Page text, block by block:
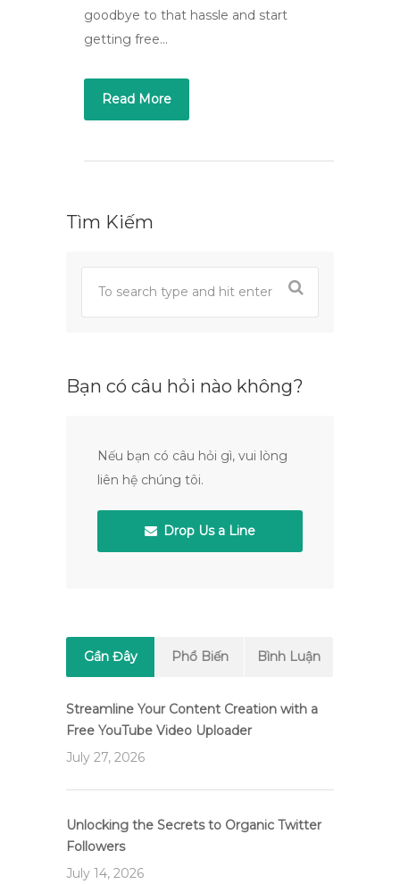
goodbye to that hassle and start
getting free…
Read More
Tìm Kiếm
Bạn có câu hỏi nào không?
Nếu bạn có câu hỏi gì, vui lòng
liên hệ chúng tôi.
Drop Us a Line
Gần Đây Phổ Biến Bình Luận
Streamline Your Content Creation with a
Free YouTube Video Uploader
July 27, 2026
Unlocking the Secrets to Organic Twitter
Followers
July 14, 2026